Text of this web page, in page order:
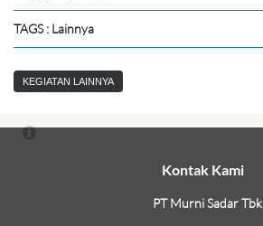
TAGS : Lainnya
KEGIATAN LAINNYA
Kontak Kami
PT Murni Sadar Tbk